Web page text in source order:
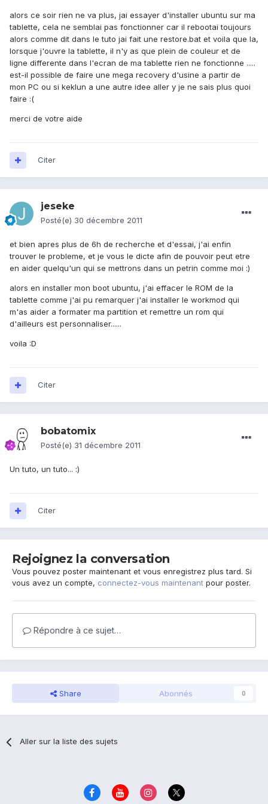
alors ce soir rien ne va plus, jai essayer d'installer ubuntu sur ma
tablette, cela ne semblai pas fonctionner car il rebootai toujours
alors comme dit dans le tuto jai fait une restore.bat et voila que la,
lorsque j'ouvre la tablette, il n'y as que plein de couleur et de
ligne differente dans l'ecran de ma tablette rien ne fonctionne .....
est-il possible de faire une mega recovery d'usine a partir de
mon PC ou si keklun a une autre idee aller y je ne sais plus quoi
faire :(
merci de votre aide
Citer
jeseke
Posté(e) 30 décembre 2011
et bien apres plus de 6h de recherche et d'essai, j'ai enfin
trouver le probleme, et je vous le dicte afin de pouvoir peut etre
en aider quelqu'un qui se mettrons dans un petrin comme moi :)
alors en installer mon boot ubuntu, j'ai effacer le ROM de la
tablette comme j'ai pu remarquer j'ai installer le workmod qui
m'as aider a formater ma partition et remettre un rom qui
d'ailleurs est personnaliser......
voila :D
Citer
bobatomix
Posté(e) 31 décembre 2011
Un tuto, un tuto... :)
Citer
Rejoignez la conversation
Vous pouvez poster maintenant et vous enregistrez plus tard. Si
vous avez un compte, connectez-vous maintenant pour poster.
Répondre à ce sujet…
Share Abonnés 0
Aller sur la liste des sujets